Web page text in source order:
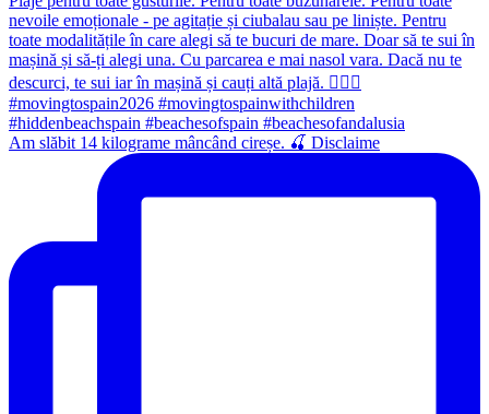
Am slăbit 14 kilograme mâncând cireșe. 🍒 Disclaime